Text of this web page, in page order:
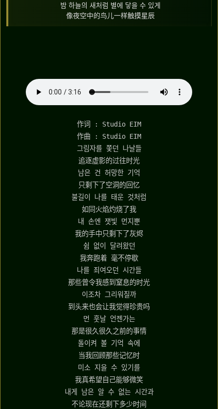
밤 하늘의 새처럼 별에 닿을 수 있게
像夜空中的鸟儿一样触摸星辰
作词 : Studio EIM
作曲 : Studio EIM
그림자를 쫓던 나날들
追逐虚影的过往时光
남은 건 허망한 기억
只剩下了空洞的回忆
불길이 나를 태운 것처럼
如同火焰灼烧了我
내 손엔 잿빛 먼지뿐
我的手中只剩下了灰烬
쉼 없이 달려왔던
我奔跑着 毫不停歇
나를 죄여오던 시간들
那些曾令我感到窒息的时光
이조차 그리워질까
到头来也会让我觉得珍贵吗
먼 훗날 언젠가는
那是很久很久之前的事情
돌이켜 볼 기억 속에
当我回顾那些记忆时
미소 지을 수 있기를
我真希望自己能够微笑
내게 남은 알 수 없는 시간과
不论现在还剩下多少时间